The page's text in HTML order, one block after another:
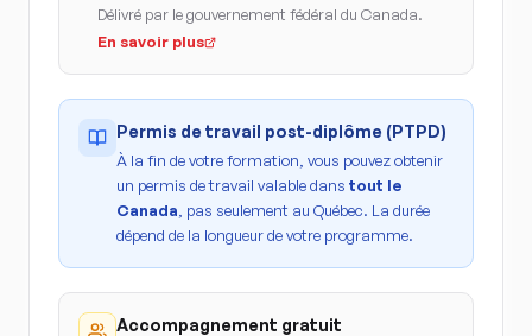
Délivré par le gouvernement fédéral du Canada.
En savoir plus
Permis de travail post-diplôme (PTPD)
À la fin de votre formation, vous pouvez obtenir
un permis de travail valable dans tout le
Canada , pas seulement au Québec. La durée
dépend de la longueur de votre programme.
Accompagnement gratuit